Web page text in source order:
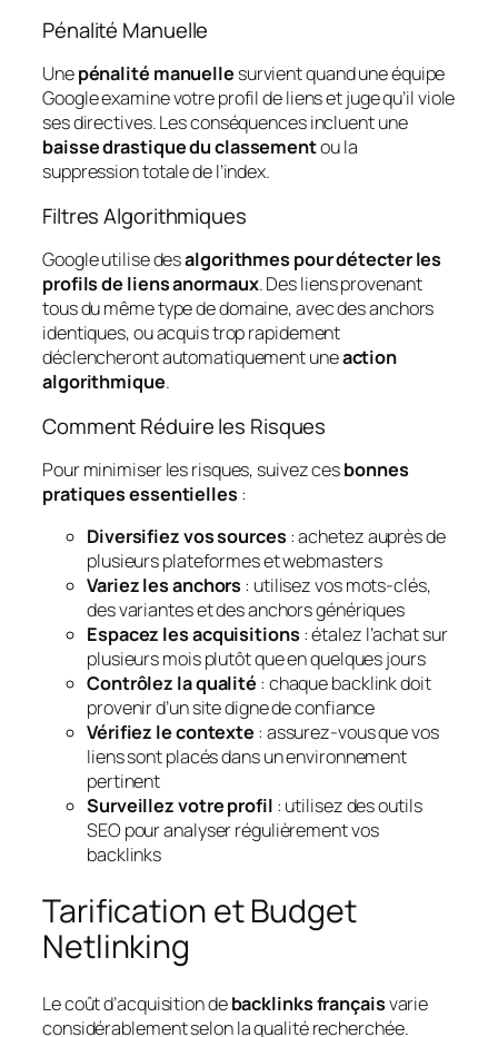
Pénalité Manuelle
Unepénalité manuelle survient quand une équipe
Google examine votre profil de liens et juge qu’il viole
ses directives. Les conséquences incluent une
baisse drastique du classementou la
suppression totale de l’index.
Filtres Algorithmiques
Google utilise desalgorithmes pour détecter les
profils de liens anormaux. Des liens provenant
tous du même type de domaine, avec des anchors
identiques, ou acquis trop rapidement
déclencheront automatiquement uneaction
algorithmique.
Comment Réduire les Risques
Pour minimiser les risques, suivez cesbonnes
pratiques essentielles :
Diversifiez vos sources : achetez auprès de
plusieurs plateformes et webmasters
Variez les anchors : utilisez vos mots-clés,
des variantes et des anchors génériques
Espacez les acquisitions : étalez l’achat sur
plusieurs mois plutôt que en quelques jours
Contrôlez la qualité : chaque backlink doit
provenir d’un site digne de confiance
Vérifiez le contexte : assurez-vous que vos
liens sont placés dans un environnement
pertinent
Surveillez votre profil : utilisez des outils
SEO pour analyser régulièrement vos
backlinks
Tarification et Budget
Netlinking
Le coût d’acquisition debacklinks françaisvarie
considérablement selon la qualité recherchée.